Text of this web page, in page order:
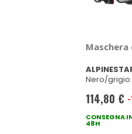
Maschera
Nero/grigio
Prezzo
speciale
114,80 €
CONSEGNA
48H